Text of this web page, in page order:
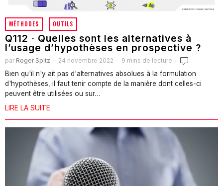
MÉTHODES · OUTILS
Q112 · Quelles sont les alternatives à
l’usage d’hypothèses en prospective ?
par Roger Spitz 24 novembre 2022 9 mins de lecture
Bien qu'il n'y ait pas d'alternatives absolues à la formulation
d'hypothèses, il faut tenir compte de la manière dont celles-ci
peuvent être utilisées ou sur…
LIRE LA SUITE